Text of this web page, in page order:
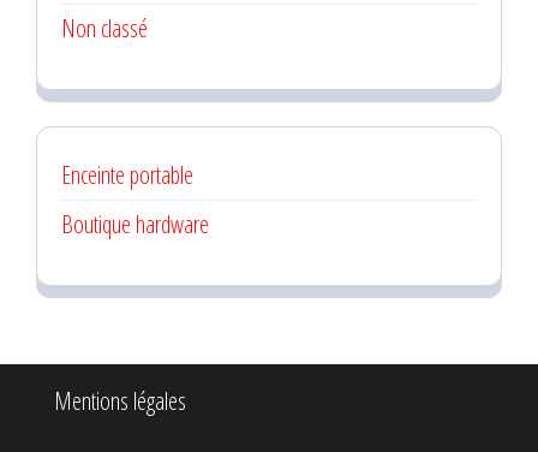
Non classé
Enceinte portable
Boutique hardware
Mentions légales